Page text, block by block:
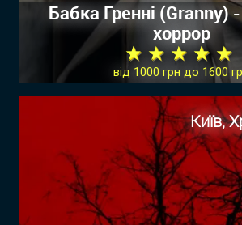
Бабка Гренні (Granny)
хоррор
★ ★ ★ ★ ★
від 1000 грн до 1600
Київ,